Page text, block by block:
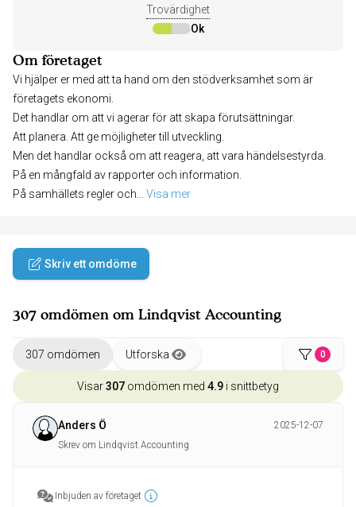
Trovärdighet
Ok
Om företaget
Vi hjälper er med att ta hand om den stödverksamhet som är
företagets ekonomi.
Det handlar om att vi agerar för att skapa förutsättningar.
Att planera. Att ge möjligheter till utveckling.
Men det handlar också om att reagera, att vara händelsestyrda.
På en mångfald av rapporter och information.
På samhällets regler och
Visa mer
Skriv ett omdöme
307 omdömen om Lindqvist Accounting
307 omdömen Utforska 0
Visar307 omdömen med 4.9 i snittbetyg
Anders Ö
2025-12-07
Skrev om Lindqvist Accounting
Inbjuden av företaget